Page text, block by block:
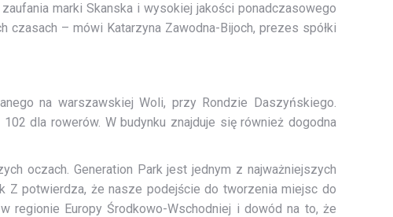
marki Skanska i wysokiej jakości ponadczasowego
czasach – mówi Katarzyna Zawodna-Bijoch, prezes spółki
na warszawskiej Woli, przy Rondzie Daszyńskiego.
dla rowerów. W budynku znajduje się również dogodna
oczach. Generation Park jest jednym z najważniejszych
Z potwierdza, że nasze podejście do tworzenia miejsc do
regionie Europy Środkowo-Wschodniej i dowód na to, że